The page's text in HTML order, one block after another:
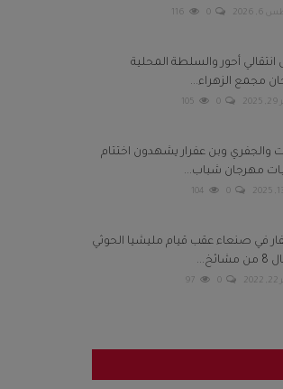
2026
0
116
أحور والسلطة المحلية
مجمع الزهراء...
0
105
والجفري وبن عفرار يشهدون اختتام
مهرجان شباب...
0
104
في صنعاء عقب قيام مليشيا الحوثي
0
97